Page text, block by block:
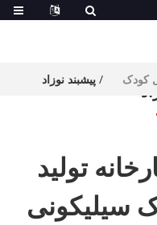
کودک پیشبند نوزاد
تولید
سیلیکونی